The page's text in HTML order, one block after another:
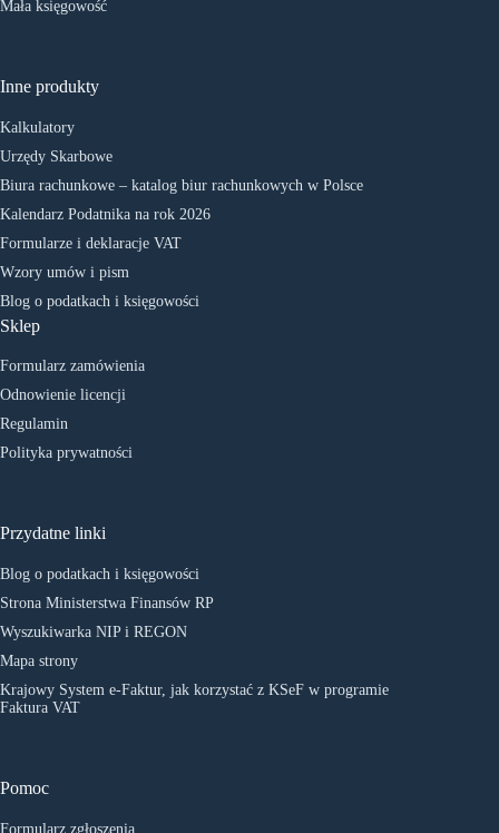
Mała księgowość
Inne produkty
Kalkulatory
Urzędy Skarbowe
Biura rachunkowe – katalog biur rachunkowych w Polsce
Kalendarz Podatnika na rok 2026
Formularze i deklaracje VAT
Wzory umów i pism
Blog o podatkach i księgowości
Sklep
Formularz zamówienia
Odnowienie licencji
Regulamin
Polityka prywatności
Przydatne linki
Blog o podatkach i księgowości
Strona Ministerstwa Finansów RP
Wyszukiwarka NIP i REGON
Mapa strony
Krajowy System e-Faktur, jak korzystać z KSeF w programie
Faktura VAT
Pomoc
Formularz zgłoszenia